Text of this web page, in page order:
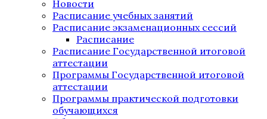
Новости
Расписание учебных занятий
Расписание экзаменационных сессий
Расписание
Расписание Государственной итоговой
аттестации
Программы Государственной итоговой
аттестации
Программы практической подготовки
обучающихся